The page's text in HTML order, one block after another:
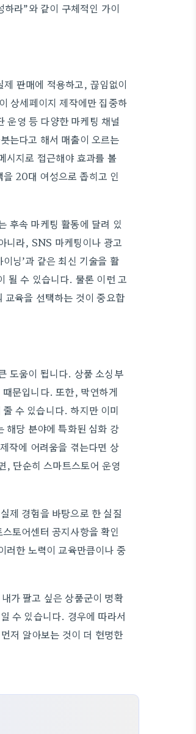
라”와 같이 구체적인 가이
판매에 적용하고, 끊임없이
상세페이지 제작에만 집중하
운영 등 다양한 마케팅 채널
는다고 해서 매출이 오르는
시지로 접근해야 효과를 볼
20대 여성으로 좁히고 인
후속 마케팅 활동에 달려 있
니라, SNS 마케팅이나 광고
닝’과 같은 최신 기술을 활
될 수 있습니다. 물론 이런 고
교육을 선택하는 것이 중요합
도움이 됩니다. 상품 소싱부
문입니다. 또한, 막연하게
수 있습니다. 하지만 이미
해당 분야에 특화된 심화 강
작에 어려움을 겪는다면 상
, 단순히 스마트스토어 운영
제 경험을 바탕으로 한 실질
토어센터 공지사항을 확인
러한 노력이 교육만큼이나 중
가 팔고 싶은 상품군이 명확
수 있습니다. 경우에 따라서
저 알아보는 것이 더 현명한